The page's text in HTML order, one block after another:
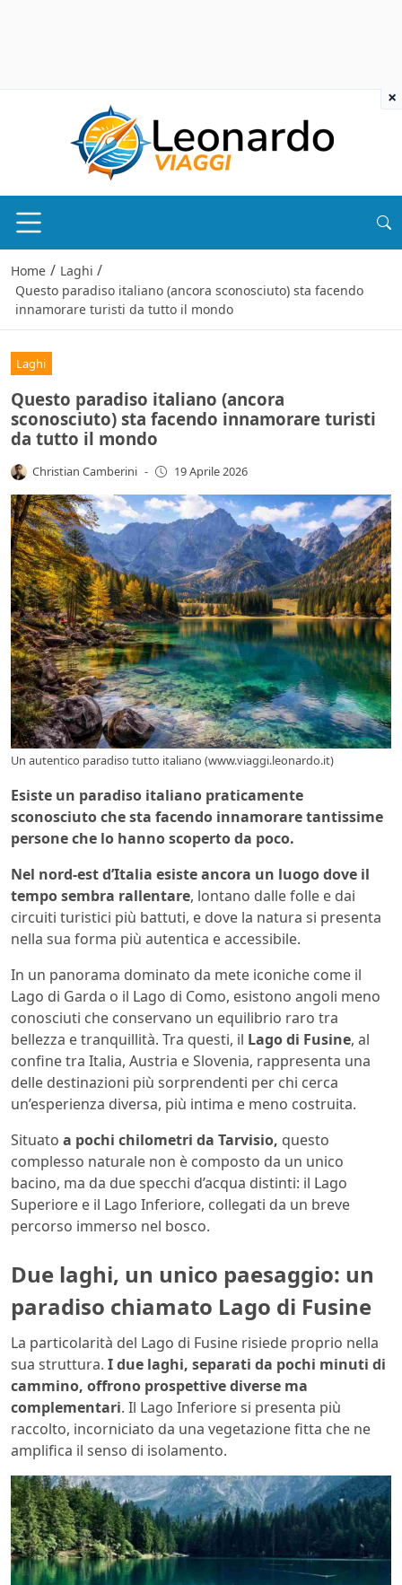
Home / Laghi /
Questo paradiso italiano (ancora sconosciuto) sta facendo
innamorare turisti da tutto il mondo
Laghi
Questo paradiso italiano (ancora
sconosciuto) sta facendo innamorare turisti
da tutto il mondo
Christian Camberini - 19 Aprile 2026
Un autentico paradiso tutto italiano (www.viaggi.leonardo.it)
Esiste un paradiso italiano praticamente
sconosciuto che sta facendo innamorare tantissime
persone che lo hanno scoperto da poco.
Nel nord-est d’Italia esiste ancora un luogo dove il
tempo sembra rallentare, lontano dalle folle e dai
circuiti turistici più battuti, e dove la natura si presenta
nella sua forma più autentica e accessibile.
In un panorama dominato da mete iconiche come il
Lago di Garda o il Lago di Como, esistono angoli meno
conosciuti che conservano un equilibrio raro tra
bellezza e tranquillità. Tra questi, il Lago di Fusine, al
confine tra Italia, Austria e Slovenia, rappresenta una
delle destinazioni più sorprendenti per chi cerca
un’esperienza diversa, più intima e meno costruita.
Situato a pochi chilometri da Tarvisio, questo
complesso naturale non è composto da un unico
bacino, ma da due specchi d’acqua distinti: il Lago
Superiore e il Lago Inferiore, collegati da un breve
percorso immerso nel bosco.
Due laghi, un unico paesaggio: un
paradiso chiamato Lago di Fusine
La particolarità del Lago di Fusine risiede proprio nella
sua struttura. I due laghi, separati da pochi minuti di
cammino, offrono prospettive diverse ma
complementari. Il Lago Inferiore si presenta più
raccolto, incorniciato da una vegetazione fitta che ne
amplifica il senso di isolamento.
×